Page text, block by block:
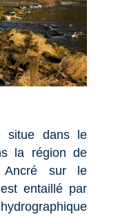
situe dans le
la région de
Ancré sur le
entaillé par